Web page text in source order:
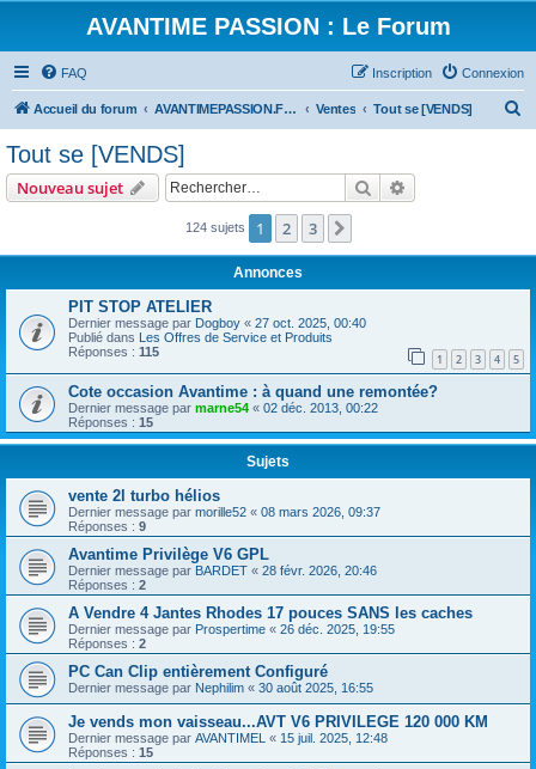
AVANTIME PASSION : Le Forum
FAQ Connexion
Inscription
Accueil du forum AVANTIMEPASSION.FR : Les Services Ventes Tout se [VENDS]
r
Tout se [VENDS]
Nouveau sujet Rechercher
124 sujets 1 2 3
Annonces
PIT STOP ATELIER
Dernier message par Dogboy « 27 oct. 2025, 00:40
Publié dans Les Offres de Service et Produits
Réponses : 115 1 2 3 4 5
Cote occasion Avantime : à quand une remontée?
Dernier message par marne54 « 02 déc. 2013, 00:22
Réponses : 15
Sujets
vente 2l turbo hélios
Dernier message par morille52 « 08 mars 2026, 09:37
Réponses : 9
Avantime Privilège V6 GPL
Dernier message par BARDET « 28 févr. 2026, 20:46
Réponses : 2
A Vendre 4 Jantes Rhodes 17 pouces SANS les caches
Dernier message par Prospertime « 26 déc. 2025, 19:55
Réponses : 2
PC Can Clip entièrement Configuré
Dernier message par Nephilim « 30 août 2025, 16:55
Je vends mon vaisseau...AVT V6 PRIVILEGE 120 000 KM
Dernier message par AVANTIMEL « 15 juil. 2025, 12:48
Réponses : 15